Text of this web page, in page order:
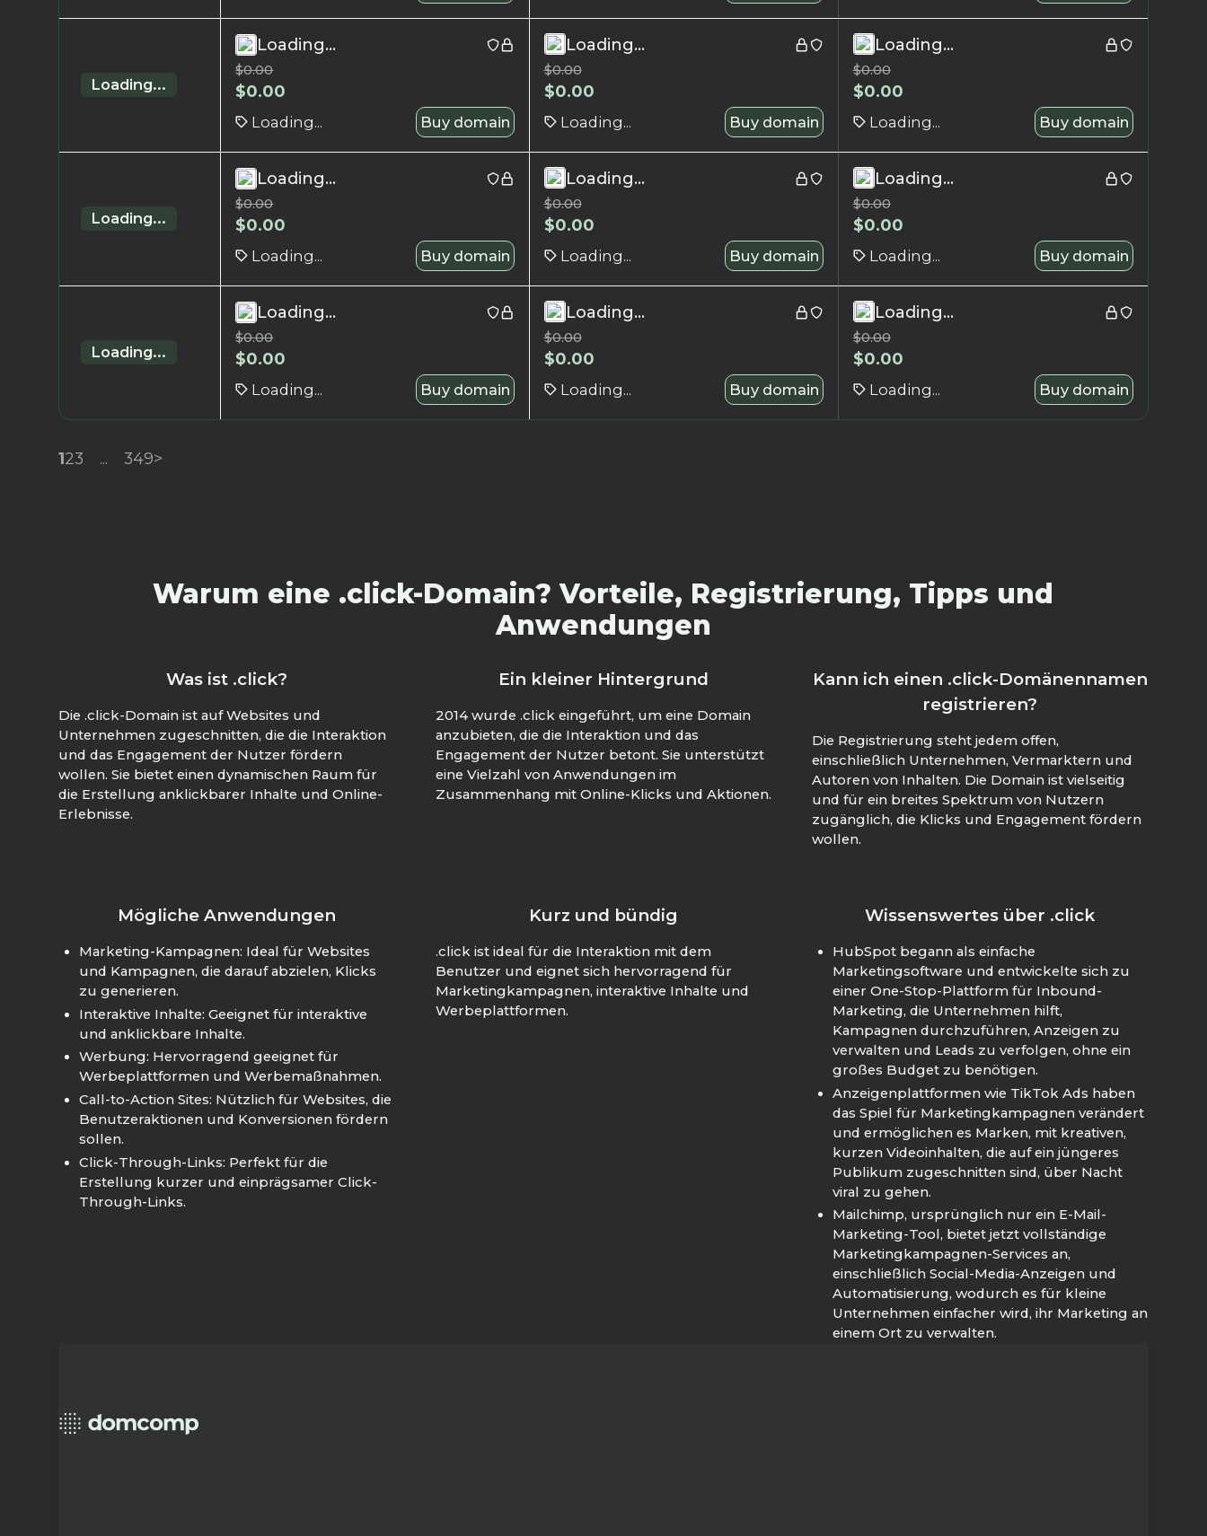
Loading...
Loading...
$0.00
$0.00
Loading... Buy domain
Loading...
$0.00
$0.00
Loading... Buy domain
Loading...
$0.00
$0.00
Loading... Buy domain
Loading...
Loading...
$0.00
$0.00
Loading... Buy domain
Loading...
$0.00
$0.00
Loading... Buy domain
Loading...
$0.00
$0.00
Loading... Buy domain
Loading...
Loading...
$0.00
$0.00
Loading... Buy domain
Loading...
$0.00
$0.00
Loading... Buy domain
Loading...
$0.00
$0.00
Loading... Buy domain
123 ... 349>
Warum eine .click-Domain? Vorteile, Registrierung, Tipps und
Anwendungen
Was ist .click?
Die .click-Domain ist auf Websites und
Unternehmen zugeschnitten, die die Interaktion
und das Engagement der Nutzer fördern
wollen. Sie bietet einen dynamischen Raum für
die Erstellung anklickbarer Inhalte und Online-
Erlebnisse.
Ein kleiner Hintergrund
2014 wurde .click eingeführt, um eine Domain
anzubieten, die die Interaktion und das
Engagement der Nutzer betont. Sie unterstützt
eine Vielzahl von Anwendungen im
Zusammenhang mit Online-Klicks und Aktionen.
Kann ich einen .click-Domänennamen
registrieren?
Die Registrierung steht jedem offen,
einschließlich Unternehmen, Vermarktern und
Autoren von Inhalten. Die Domain ist vielseitig
und für ein breites Spektrum von Nutzern
zugänglich, die Klicks und Engagement fördern
wollen.
Mögliche Anwendungen
Marketing-Kampagnen: Ideal für Websites
und Kampagnen, die darauf abzielen, Klicks
zu generieren.
Interaktive Inhalte: Geeignet für interaktive
und anklickbare Inhalte.
Werbung: Hervorragend geeignet für
Werbeplattformen und Werbemaßnahmen.
Call-to-Action Sites: Nützlich für Websites, die
Benutzeraktionen und Konversionen fördern
sollen.
Click-Through-Links: Perfekt für die
Erstellung kurzer und einprägsamer Click-
Through-Links.
Kurz und bündig
.click ist ideal für die Interaktion mit dem
Benutzer und eignet sich hervorragend für
Marketingkampagnen, interaktive Inhalte und
Werbeplattformen.
Wissenswertes über .click
HubSpot begann als einfache
Marketingsoftware und entwickelte sich zu
einer One-Stop-Plattform für Inbound-
Marketing, die Unternehmen hilft,
Kampagnen durchzuführen, Anzeigen zu
verwalten und Leads zu verfolgen, ohne ein
großes Budget zu benötigen.
Anzeigenplattformen wie TikTok Ads haben
das Spiel für Marketingkampagnen verändert
und ermöglichen es Marken, mit kreativen,
kurzen Videoinhalten, die auf ein jüngeres
Publikum zugeschnitten sind, über Nacht
viral zu gehen.
Mailchimp, ursprünglich nur ein E-Mail-
Marketing-Tool, bietet jetzt vollständige
Marketingkampagnen-Services an,
einschließlich Social-Media-Anzeigen und
Automatisierung, wodurch es für kleine
Unternehmen einfacher wird, ihr Marketing an
einem Ort zu verwalten.